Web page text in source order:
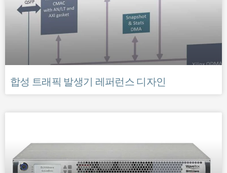
합성 트래픽 발생기 레퍼런스 디자인